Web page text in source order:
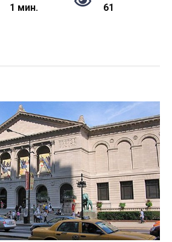
1 мин. 61